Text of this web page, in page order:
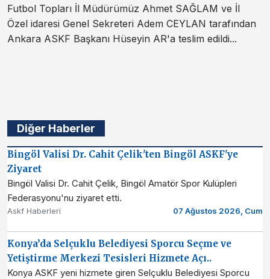
Futbol Topları İl Müdürümüz Ahmet SAĞLAM ve İl
Özel idaresi Genel Sekreteri Adem CEYLAN tarafından
Ankara ASKF Başkanı Hüseyin AR'a teslim edildi...
Diğer Haberler
Bingöl Valisi Dr. Cahit Çelik'ten Bingöl ASKF'ye
Ziyaret
Bingöl Valisi Dr. Cahit Çelik, Bingöl Amatör Spor Kulüpleri
Federasyonu'nu ziyaret etti.
Askf Haberleri 07 Ağustos 2026, Cum
Konya’da Selçuklu Belediyesi Sporcu Seçme ve
Yetiştirme Merkezi Tesisleri Hizmete Açı..
Konya ASKF yeni hizmete giren Selçuklu Belediyesi Sporcu